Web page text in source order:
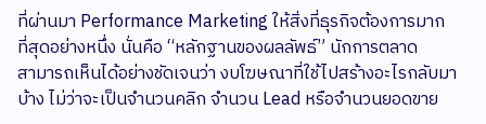
ที่ผ่านมา Performance Marketing ให้สิ่งที่ธุรกิจต้องการมาก
ที่สุดอย่างหนึ่ง นั่นคือ “หลักฐานของผลลัพธ์” นักการตลาด
สามารถเห็นได้อย่างชัดเจนว่า งบโฆษณาที่ใช้ไปสร้างอะไรกลับมา
บ้าง ไม่ว่าจะเป็นจำนวนคลิก จำนวน Lead หรือจำนวนยอดขาย